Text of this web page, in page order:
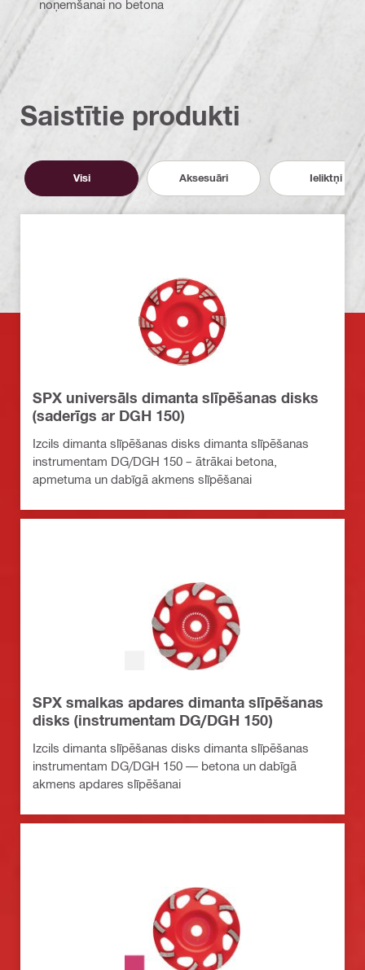
noņemšanai no betona
Saistītie produkti
Visi Aksesuāri Ieliktņi
SPX universāls dimanta slīpēšanas disks
(saderīgs ar DGH 150)
Izcils dimanta slīpēšanas disks dimanta slīpēšanas
instrumentam DG/DGH 150 – ātrākai betona,
apmetuma un dabīgā akmens slīpēšanai
SPX smalkas apdares dimanta slīpēšanas
disks (instrumentam DG/DGH 150)
Izcils dimanta slīpēšanas disks dimanta slīpēšanas
instrumentam DG/DGH 150 — betona un dabīgā
akmens apdares slīpēšanai